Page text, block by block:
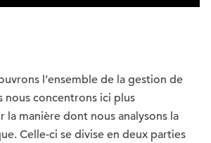
l’ensemble de la gestion de
nous concentrons ici plus
la manière dont nous analysons la
Celle-ci se divise en deux parties